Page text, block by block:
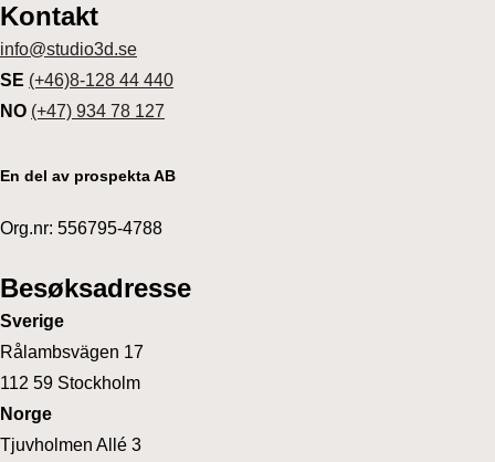
Kontakt
info@studio3d.se
SE (+46)8-128 44 440
NO (+47) 934 78 127
En del av prospekta AB
Org.nr: 556795-4788
Besøksadresse
Sverige
Rålambsvägen 17
112 59 Stockholm
Norge
Tjuvholmen Allé 3